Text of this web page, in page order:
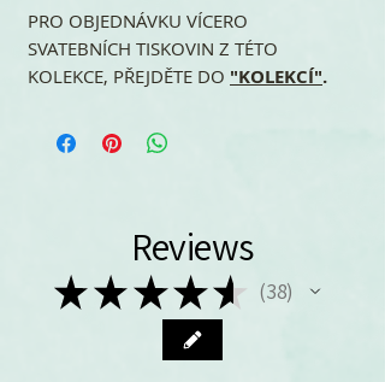
PRO OBJEDNÁVKU VÍCERO
SVATEBNÍCH TISKOVIN Z TÉTO
KOLEKCE, PŘEJDĚTE DO "KOLEKCÍ".
Reviews
★ ★★★★ 38
38